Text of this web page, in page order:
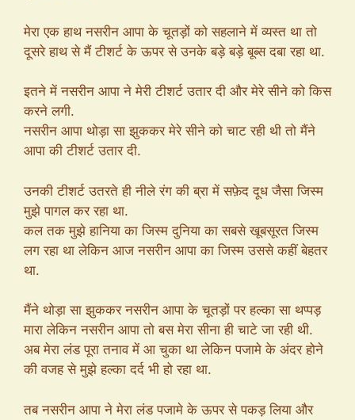
मेरा एक हाथ नसरीन आपा के चूतड़ों को सहलाने में व्यस्त था तो
दूसरे हाथ से मैं टीशर्ट के ऊपर से उनके बड़े बड़े बूब्स दबा रहा था.
इतने में नसरीन आपा ने मेरी टीशर्ट उतार दी और मेरे सीने को किस
करने लगी.
नसरीन आपा थोड़ा सा झुककर मेरे सीने को चाट रही थी तो मैंने
आपा की टीशर्ट उतार दी.
उनकी टीशर्ट उतरते ही नीले रंग की ब्रा में सफ़ेद दूध जैसा जिस्म
मुझे पागल कर रहा था.
कल तक मुझे हानिया का जिस्म दुनिया का सबसे खूबसूरत जिस्म
लग रहा था लेकिन आज नसरीन आपा का जिस्म उससे कहीं बेहतर
था.
मैंने थोड़ा सा झुककर नसरीन आपा के चूतड़ों पर हल्का सा थप्पड़
मारा लेकिन नसरीन आपा तो बस मेरा सीना ही चाटे जा रही थी.
अब मेरा लंड पूरा तनाव में आ चुका था लेकिन पजामे के अंदर होने
की वजह से मुझे हल्का दर्द भी हो रहा था.
तब नसरीन आपा ने मेरा लंड पजामे के ऊपर से पकड़ लिया और